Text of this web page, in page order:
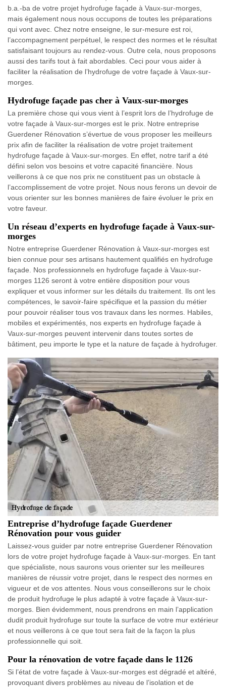
b.a.-ba de votre projet hydrofuge façade à Vaux-sur-morges,
mais également nous nous occupons de toutes les préparations
qui vont avec. Chez notre enseigne, le sur-mesure est roi,
l’accompagnement perpétuel, le respect des normes et le résultat
satisfaisant toujours au rendez-vous. Outre cela, nous proposons
aussi des tarifs tout à fait abordables. Ceci pour vous aider à
faciliter la réalisation de l’hydrofuge de votre façade à Vaux-sur-
morges.
Hydrofuge façade pas cher à Vaux-sur-morges
La première chose qui vous vient à l’esprit lors de l’hydrofuge de
votre façade à Vaux-sur-morges est le prix. Notre entreprise
Guerdener Rénovation s’évertue de vous proposer les meilleurs
prix afin de faciliter la réalisation de votre projet traitement
hydrofuge façade à Vaux-sur-morges. En effet, notre tarif a été
défini selon vos besoins et votre capacité financière. Nous
veillerons à ce que nos prix ne constituent pas un obstacle à
l’accomplissement de votre projet. Nous nous ferons un devoir de
vous orienter sur les bonnes manières de faire évoluer le prix en
votre faveur.
Un réseau d’experts en hydrofuge façade à Vaux-sur-
morges
Notre entreprise Guerdener Rénovation à Vaux-sur-morges est
bien connue pour ses artisans hautement qualifiés en hydrofuge
façade. Nos professionnels en hydrofuge façade à Vaux-sur-
morges 1126 seront à votre entière disposition pour vous
expliquer et vous informer sur les détails du traitement. Ils ont les
compétences, le savoir-faire spécifique et la passion du métier
pour pouvoir réaliser tous vos travaux dans les normes. Habiles,
mobiles et expérimentés, nos experts en hydrofuge façade à
Vaux-sur-morges peuvent intervenir dans toutes sortes de
bâtiment, peu importe le type et la nature de façade à hydrofuger.
Entreprise d’hydrofuge façade Guerdener
Rénovation pour vous guider
Laissez-vous guider par notre entreprise Guerdener Rénovation
lors de votre projet hydrofuge façade à Vaux-sur-morges. En tant
que spécialiste, nous saurons vous orienter sur les meilleures
manières de réussir votre projet, dans le respect des normes en
vigueur et de vos attentes. Nous vous conseillerons sur le choix
de produit hydrofuge le plus adapté à votre façade à Vaux-sur-
morges. Bien évidemment, nous prendrons en main l’application
dudit produit hydrofuge sur toute la surface de votre mur extérieur
et nous veillerons à ce que tout sera fait de la façon la plus
professionnelle qui soit.
Pour la rénovation de votre façade dans le 1126
Si l’état de votre façade à Vaux-sur-morges est dégradé et altéré,
provoquant divers problèmes au niveau de l’isolation et de